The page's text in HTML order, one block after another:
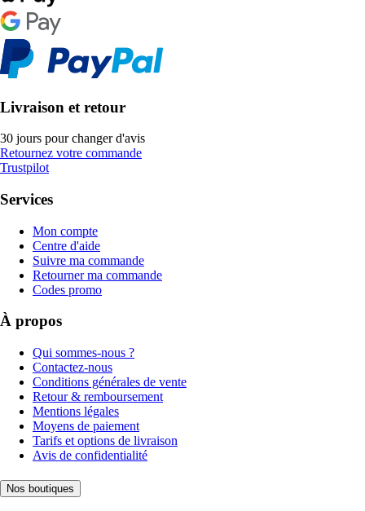
Livraison et retour
30 jours pour changer d'avis
Retournez votre commande
Trustpilot
Services
Mon compte
Centre d'aide
Suivre ma commande
Retourner ma commande
Codes promo
À propos
Qui sommes-nous ?
Contactez-nous
Conditions générales de vente
Retour & remboursement
Mentions légales
Moyens de paiement
Tarifs et options de livraison
Avis de confidentialité
Nos boutiques